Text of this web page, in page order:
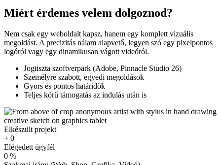
Miért érdemes velem dolgoznod?
Nem csak egy weboldalt kapsz, hanem egy komplett vizuális
megoldást. A precizitás nálam alapvető, legyen szó egy pixelpontos
logóról vagy egy dinamikusan vágott videóról.
Jogtiszta szoftverpark (Adobe, Pinnacle Studio 26)
Személyre szabott, egyedi megoldások
Gyors és pontos határidők
Teljes körű támogatás az indulás után is
Elkészült projekt
+ 0
Elégedett ügyfél
0 %